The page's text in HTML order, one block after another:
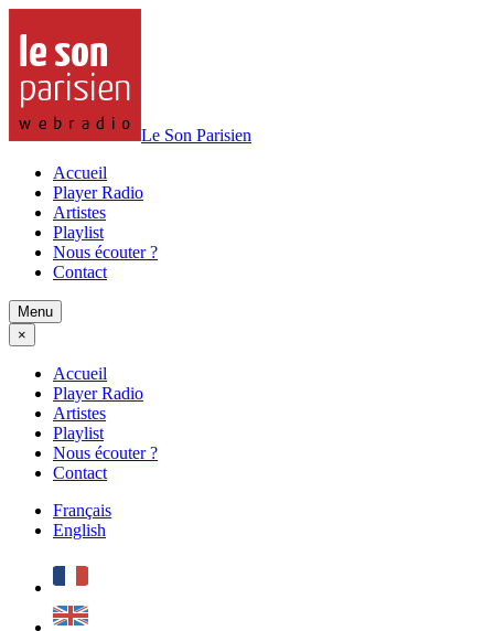
Le Son Parisien
Accueil
Player Radio
Artistes
Playlist
Nous écouter ?
Contact
Menu
×
Accueil
Player Radio
Artistes
Playlist
Nous écouter ?
Contact
Français
English